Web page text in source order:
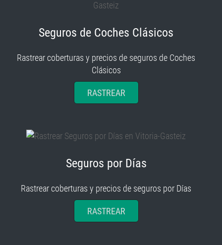
Seguros de Coches Clásicos
Rastrear coberturas y precios de seguros de Coches
Clásicos
RASTREAR
Seguros por Días
Rastrear coberturas y precios de seguros por Días
RASTREAR